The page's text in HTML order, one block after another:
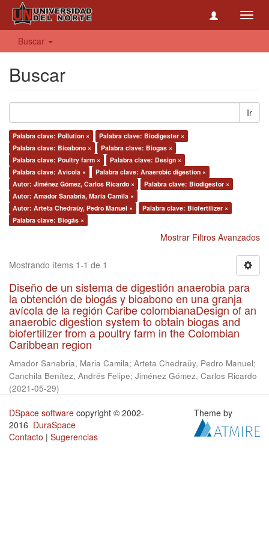
Buscar
Buscar
Ir
Palabra clave: Pollution ×
Palabra clave: Biodigester ×
Palabra clave: Bioabono ×
Palabra clave: Biogas ×
Palabra clave: Poultry farm ×
Palabra clave: Design ×
Palabra clave: Avícola ×
Palabra clave: Anaerobic digestion ×
Autor: Jiménez Gómez, Carlos Ricardo ×
Palabra clave: Biodigestor ×
Autor: Amador Sanabria, Maria Camila ×
Autor: Arteta Chedraüy, Pedro Manuel ×
Palabra clave: Biofertilizer ×
Palabra clave: Biogás ×
Mostrar Filtros Avanzados
Mostrando ítems 1-1 de 1
Diseño de un sistema de digestión anaerobia para
la obtención de biogás y bioabono en una granja
avícola de la región Caribe colombianaDesign of an
anaerobic digestion system to obtain biogas and
biofertilizer from a poultry farm in the Colombian
Caribbean region
Amador Sanabria, Maria Camila; Arteta Chedraüy, Pedro Manuel;
Canchila Benítez, Andrés Felipe; Jiménez Gómez, Carlos Ricardo
(2021-05-29)
DSpace software copyright © 2002-
2016 DuraSpace
Contacto | Sugerencias
Theme by